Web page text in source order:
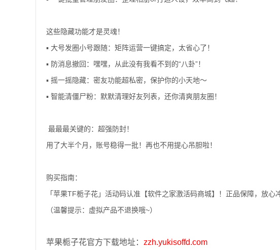
这些隐藏功能才是灵魂！
▪️ 大号发圈小号跟随：矩阵运营一键搞定，太省心了！
▪️ 防消息撤回：嘿嘿，从此没有我看不到的“八卦”！
▪️ 摇一摇隐藏：密友功能超私密，保护你的小天地～
▪️ 智能清僵尸粉：默默清理好友列表，还你清爽朋友圈！
️ 最最最关键的：超强防封！
用了大半个月，账号稳得一批！再也不用提心吊胆啦！
购买指南：
「苹果TF栀子花」活动码认准【软件之家激活码商城】！正品保障，放心冲
（温馨提示：虚拟产品不退换哦~）
苹果栀子花官方下载地址： zzh.yukisoffd.com